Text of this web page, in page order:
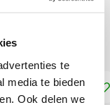
te
media te bieden
Ook delen we